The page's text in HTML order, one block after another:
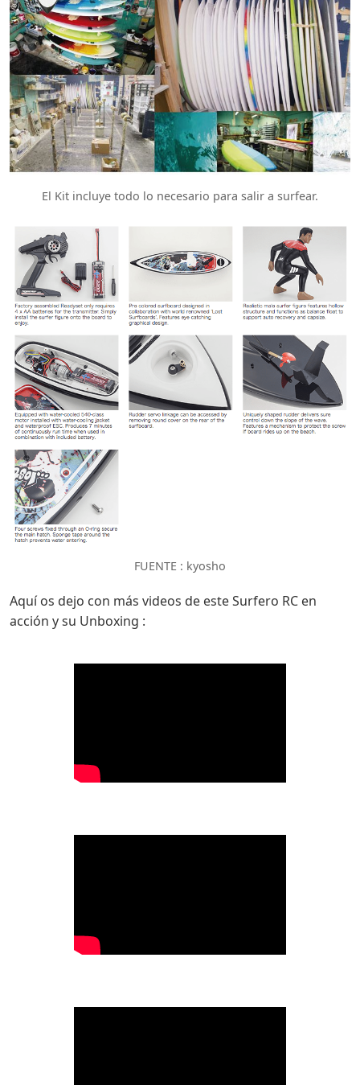
El Kit incluye todo lo necesario para salir a surfear.
FUENTE : kyosho
Aquí os dejo con más videos de este Surfero RC en
acción y su Unboxing :